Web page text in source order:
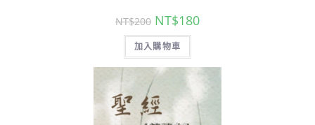
NT$200 NT$180
加入購物車